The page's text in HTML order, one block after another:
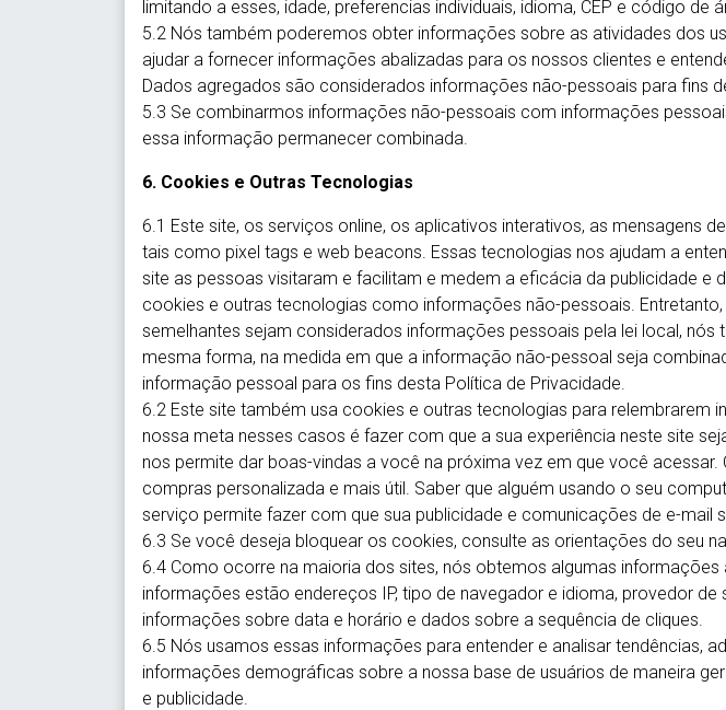
limitando a esses, idade, preferencias individuais, idioma, CEP e código de
5.2 Nós também poderemos obter informações sobre as atividades dos
ajudar a fornecer informações abalizadas para os nossos clientes e
Dados agregados são considerados informações não-pessoais para fins
5.3 Se combinarmos informações não-pessoais com informações
essa informação permanecer combinada.
6. Cookies e Outras Tecnologias
6.1 Este site, os serviços online, os aplicativos interativos, as mensagens
tais como pixel tags e web beacons. Essas tecnologias nos ajudam a
site as pessoas visitaram e facilitam e medem a eficácia da publicidade
cookies e outras tecnologias como informações não-pessoais.
semelhantes sejam considerados informações pessoais pela lei local,
mesma forma, na medida em que a informação não-pessoal seja
informação pessoal para os fins desta Política de Privacidade.
6.2 Este site também usa cookies e outras tecnologias para
nossa meta nesses casos é fazer com que a sua experiência neste site
nos permite dar boas-vindas a você na próxima vez em que você
compras personalizada e mais útil. Saber que alguém usando o seu
serviço permite fazer com que sua publicidade e comunicações de e-mail
6.3 Se você deseja bloquear os cookies, consulte as orientações do seu
6.4 Como ocorre na maioria dos sites, nós obtemos algumas
informações estão endereços IP, tipo de navegador e idioma, provedor
informações sobre data e horário e dados sobre a sequência de cliques.
6.5 Nós usamos essas informações para entender e analisar tendências,
informações demográficas sobre a nossa base de usuários de maneira
e publicidade.